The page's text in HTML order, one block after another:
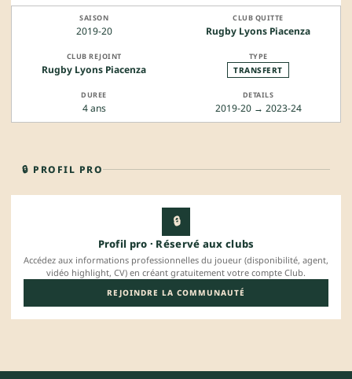
2019-20 Rugby Lyons Piacenza
Rugby Lyons Piacenza TRANSFERT
4 ans 2019-20 → 2023-24
🔒 PROFIL PRO
🔒
Profil pro · Réservé aux clubs
Accédez aux informations professionnelles du joueur (disponibilité, agent,
vidéo highlight, CV) en créant gratuitement votre compte Club.
REJOINDRE LA COMMUNAUTÉ